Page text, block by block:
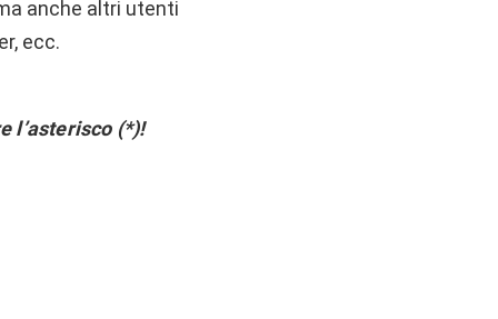
anche altri utenti
ecc.
l’asterisco (*)!